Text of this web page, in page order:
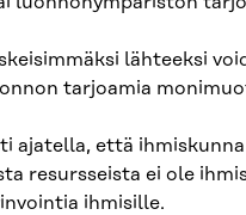
lähteeksi
tarjoamia
ajatella, että
resursseista ei ole
ihmisille.